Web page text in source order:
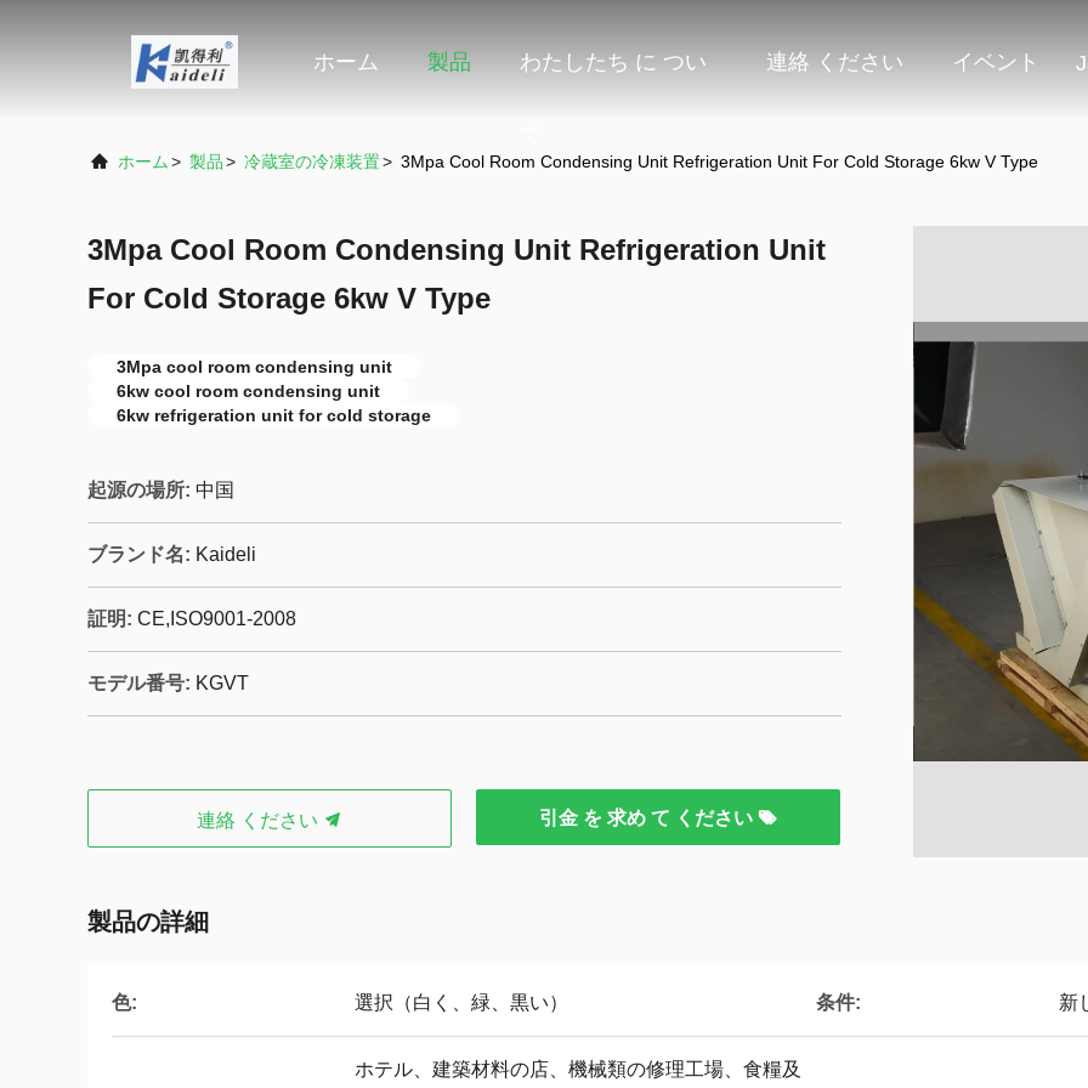
ホーム 製品 わたしたち に つい 連絡 ください イベント
ホーム > 製品> 冷蔵室の冷凍装置> 3Mpa Cool Room Condensing Unit Refrigeration Unit For Cold Storage 6kw V Type
3Mpa Cool Room Condensing Unit Refrigeration Unit
For Cold Storage 6kw V Type
3Mpa cool room condensing unit
6kw cool room condensing unit
6kw refrigeration unit for cold storage
起源の場所: 中国
ブランド名: Kaideli
証明: CE,ISO9001-2008
モデル番号: KGVT
連絡 ください 引金 を 求め て ください
製品の詳細
色: 選択（白く、緑、黒い） 条件: 新
ホテル、建築材料の店、機械類の修理工場、食糧及